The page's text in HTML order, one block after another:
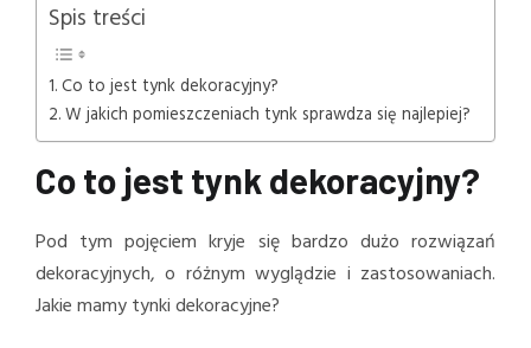
Spis treści
Co to jest tynk dekoracyjny?
W jakich pomieszczeniach tynk sprawdza się najlepiej?
Co to jest tynk dekoracyjny?
Pod tym pojęciem kryje się bardzo dużo rozwiązań
dekoracyjnych, o różnym wyglądzie i zastosowaniach.
Jakie mamy tynki dekoracyjne?